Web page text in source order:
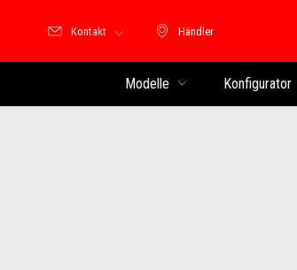
Händler
Händler
Kontakt
Modelle Konfigurator